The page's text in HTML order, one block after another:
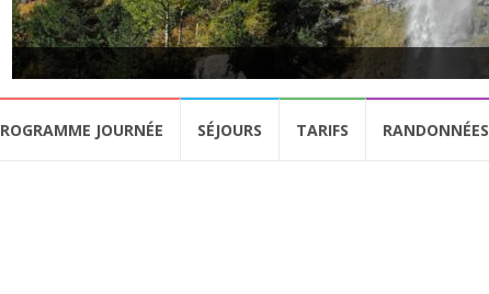
JOURNÉE SÉJOURS TARIFS RANDONNÉES